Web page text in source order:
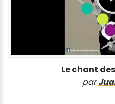
Le chant
par